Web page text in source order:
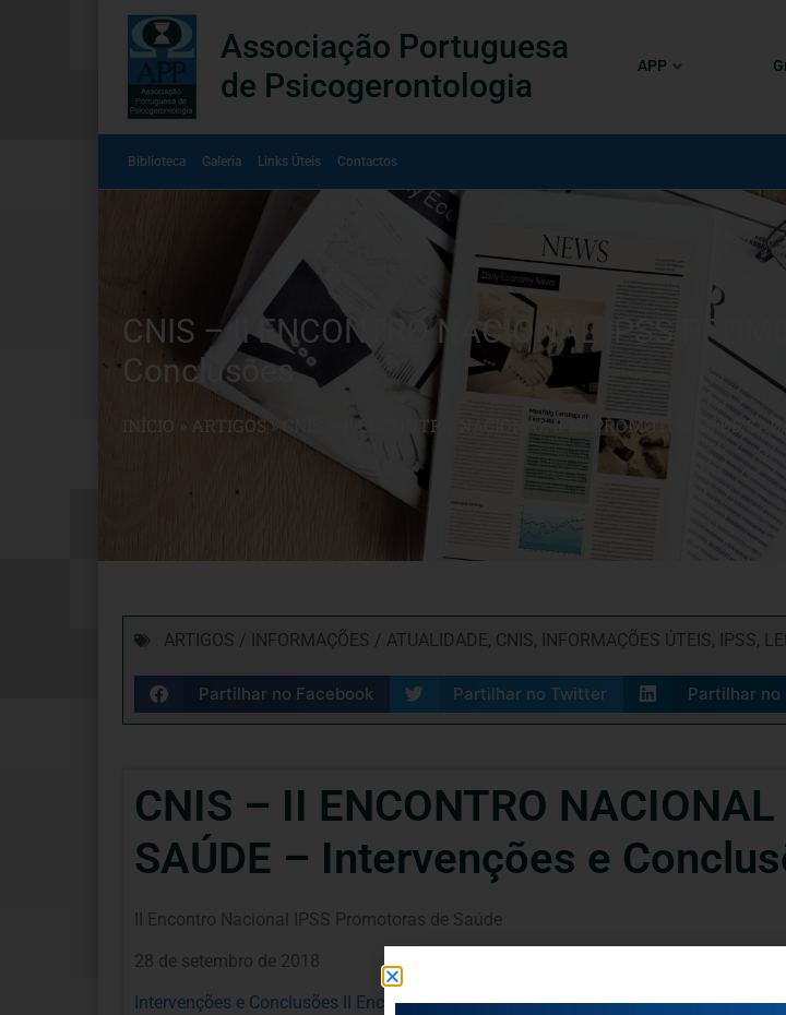
Associação Portuguesa
de Psicogerontologia
APP
Biblioteca Galeria Links Úteis Contactos
CNIS – II ENCONTRO NACIONAL IPSS
Conclusões
INÍCIO » ARTIGOS» CNIS – II ENCONTRO NACIONAL IPSS PROMOTORAS DE
ARTIGOS / INFORMAÇÕES / ATUALIDADE, CNIS, INFORMAÇÕES ÚTEIS, IPSS,
Partilhar no Facebook Partilhar no Twitter Partilhar no
CNIS – II ENCONTRO
SAÚDE – Intervenções e
II Encontro Nacional IPSS Promotoras de Saúde
28 de setembro de 2018
Intervenções e Conclusões II Encontro Nacional IPSS Promotoras de